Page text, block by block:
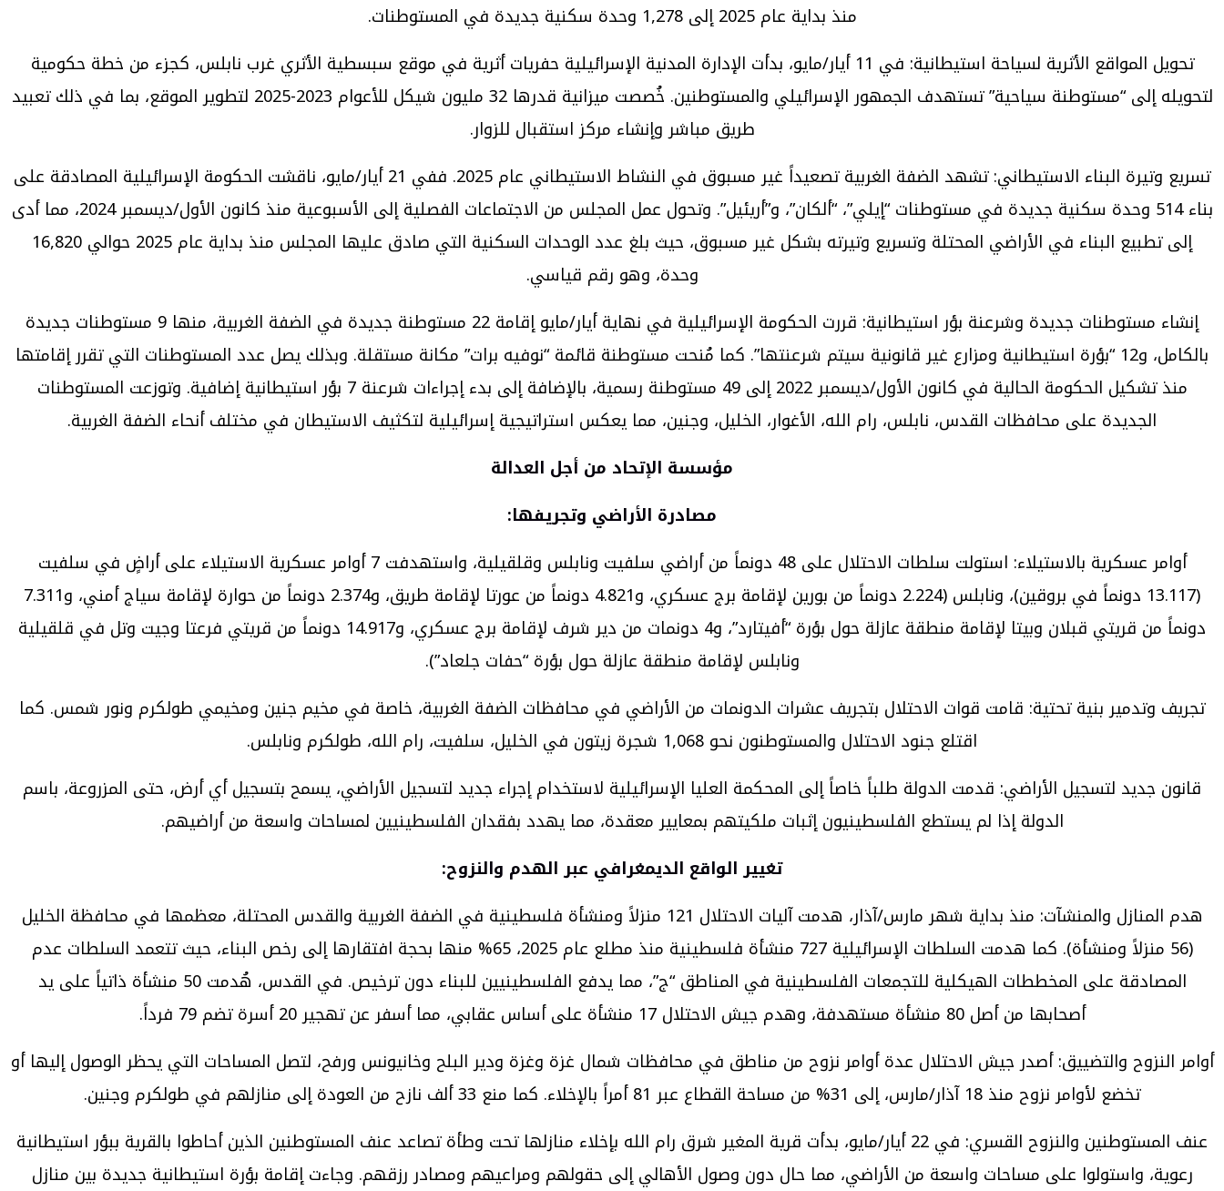
منذ بداية عام 2025 إلى 1,278 وحدة سكنية جديدة في المستوطنات.
تحويل المواقع الأثرية لسياحة استيطانية: في 11 أيار/مايو، بدأت الإدارة المدنية الإسرائيلية حفريات أثرية في موقع سبسطية الأثري غرب نابلس، كجزء من خطة حكومية
لتحويله إلى “مستوطنة سياحية” تستهدف الجمهور الإسرائيلي والمستوطنين. خُصصت ميزانية قدرها 32 مليون شيكل للأعوام 2023-2025 لتطوير الموقع، بما في ذلك تعبيد
طريق مباشر وإنشاء مركز استقبال للزوار.
تسريع وتيرة البناء الاستيطاني: تشهد الضفة الغربية تصعيداً غير مسبوق في النشاط الاستيطاني عام 2025. ففي 21 أيار/مايو، ناقشت الحكومة الإسرائيلية المصادقة على
بناء 514 وحدة سكنية جديدة في مستوطنات “إيلي”، “ألكان”، و”أريئيل”. وتحول عمل المجلس من الاجتماعات الفصلية إلى الأسبوعية منذ كانون الأول/ديسمبر 2024، مما أدى
إلى تطبيع البناء في الأراضي المحتلة وتسريع وتيرته بشكل غير مسبوق، حيث بلغ عدد الوحدات السكنية التي صادق عليها المجلس منذ بداية عام 2025 حوالي 16,820
وحدة، وهو رقم قياسي.
إنشاء مستوطنات جديدة وشرعنة بؤر استيطانية: قررت الحكومة الإسرائيلية في نهاية أيار/مايو إقامة 22 مستوطنة جديدة في الضفة الغربية، منها 9 مستوطنات جديدة
بالكامل، و12 “بؤرة استيطانية ومزارع غير قانونية سيتم شرعنتها”. كما مُنحت مستوطنة قائمة “نوفيه برات” مكانة مستقلة. وبذلك يصل عدد المستوطنات التي تقرر إقامتها
منذ تشكيل الحكومة الحالية في كانون الأول/ديسمبر 2022 إلى 49 مستوطنة رسمية، بالإضافة إلى بدء إجراءات شرعنة 7 بؤر استيطانية إضافية. وتوزعت المستوطنات
الجديدة على محافظات القدس، نابلس، رام الله، الأغوار، الخليل، وجنين، مما يعكس استراتيجية إسرائيلية لتكثيف الاستيطان في مختلف أنحاء الضفة الغربية.
مؤسسة الإتحاد من أجل العدالة
مصادرة الأراضي وتجريفها:
أوامر عسكرية بالاستيلاء: استولت سلطات الاحتلال على 48 دونماً من أراضي سلفيت ونابلس وقلقيلية، واستهدفت 7 أوامر عسكرية الاستيلاء على أراضٍ في سلفيت
(13.117 دونماً في بروقين)، ونابلس (2.224 دونماً من بورين لإقامة برج عسكري، و4.821 دونماً من عورتا لإقامة طريق، و2.374 دونماً من حوارة لإقامة سياج أمني، و7.311
دونماً من قريتي قبلان وبيتا لإقامة منطقة عازلة حول بؤرة “أفيتارد”، و4 دونمات من دير شرف لإقامة برج عسكري، و14.917 دونماً من قريتي فرعتا وجيت وتل في قلقيلية
ونابلس لإقامة منطقة عازلة حول بؤرة “حفات جلعاد”).
تجريف وتدمير بنية تحتية: قامت قوات الاحتلال بتجريف عشرات الدونمات من الأراضي في محافظات الضفة الغربية، خاصة في مخيم جنين ومخيمي طولكرم ونور شمس. كما
اقتلع جنود الاحتلال والمستوطنون نحو 1,068 شجرة زيتون في الخليل، سلفيت، رام الله، طولكرم ونابلس.
قانون جديد لتسجيل الأراضي: قدمت الدولة طلباً خاصاً إلى المحكمة العليا الإسرائيلية لاستخدام إجراء جديد لتسجيل الأراضي، يسمح بتسجيل أي أرض، حتى المزروعة، باسم
الدولة إذا لم يستطع الفلسطينيون إثبات ملكيتهم بمعايير معقدة، مما يهدد بفقدان الفلسطينيين لمساحات واسعة من أراضيهم.
تغيير الواقع الديمغرافي عبر الهدم والنزوح:
هدم المنازل والمنشآت: منذ بداية شهر مارس/آذار، هدمت آليات الاحتلال 121 منزلاً ومنشأة فلسطينية في الضفة الغربية والقدس المحتلة، معظمها في محافظة الخليل
(56 منزلاً ومنشأة). كما هدمت السلطات الإسرائيلية 727 منشأة فلسطينية منذ مطلع عام 2025، 65% منها بحجة افتقارها إلى رخص البناء، حيث تتعمد السلطات عدم
المصادقة على المخططات الهيكلية للتجمعات الفلسطينية في المناطق “ج”، مما يدفع الفلسطينيين للبناء دون ترخيص. في القدس، هُدمت 50 منشأة ذاتياً على يد
أصحابها من أصل 80 منشأة مستهدفة، وهدم جيش الاحتلال 17 منشأة على أساس عقابي، مما أسفر عن تهجير 20 أسرة تضم 79 فرداً.
أوامر النزوح والتضييق: أصدر جيش الاحتلال عدة أوامر نزوح من مناطق في محافظات شمال غزة وغزة ودير البلح وخانيونس ورفح، لتصل المساحات التي يحظر الوصول إليها أو
تخضع لأوامر نزوح منذ 18 آذار/مارس، إلى 31% من مساحة القطاع عبر 81 أمراً بالإخلاء. كما منع 33 ألف نازح من العودة إلى منازلهم في طولكرم وجنين.
عنف المستوطنين والنزوح القسري: في 22 أيار/مايو، بدأت قرية المغير شرق رام الله بإخلاء منازلها تحت وطأة تصاعد عنف المستوطنين الذين أحاطوا بالقرية ببؤر استيطانية
رعوية، واستولوا على مساحات واسعة من الأراضي، مما حال دون وصول الأهالي إلى حقولهم ومراعيهم ومصادر رزقهم. وجاءت إقامة بؤرة استيطانية جديدة بين منازل